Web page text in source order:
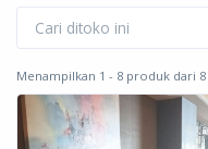
Menampilkan 1 - 8 produk dari 8